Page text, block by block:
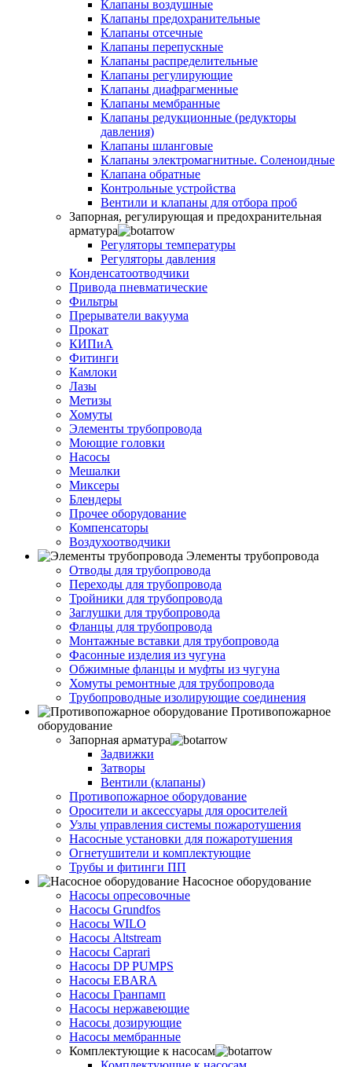
Клапаны воздушные
Клапаны предохранительные
Клапаны отсечные
Клапаны перепускные
Клапаны распределительные
Клапаны регулирующие
Клапаны диафрагменные
Клапаны мембранные
Клапаны редукционные (редукторы
давления)
Клапаны шланговые
Клапаны электромагнитные. Соленоидные
Клапана обратные
Контрольные устройства
Вентили и клапаны для отбора проб
Запорная, регулирующая и предохранительная
арматура
Регуляторы температуры
Регуляторы давления
Конденсатоотводчики
Привода пневматические
Фильтры
Прерыватели вакуума
Прокат
КИПиА
Фитинги
Камлоки
Лазы
Метизы
Хомуты
Элементы трубопровода
Моющие головки
Насосы
Мешалки
Миксеры
Блендеры
Прочее оборудование
Компенсаторы
Воздухоотводчики
Элементы трубопровода
Отводы для трубопровода
Переходы для трубопровода
Тройники для трубопровода
Заглушки для трубопровода
Фланцы для трубопровода
Монтажные вставки для трубопровода
Фасонные изделия из чугуна
Обжимные фланцы и муфты из чугуна
Хомуты ремонтные для трубопровода
Трубопроводные изолирующие соединения
Противопожарное
оборудование
Запорная арматура
Задвижки
Затворы
Вентили (клапаны)
Противопожарное оборудование
Оросители и аксессуары для оросителей
Узлы управления системы пожаротушения
Насосные установки для пожаротушения
Огнетушители и комплектующие
Трубы и фитинги ПП
Насосное оборудование
Насосы опресовочные
Насосы Grundfos
Насосы WILO
Насосы Altstream
Насосы Caprari
Насосы DP PUMPS
Насосы EBARA
Насосы Гранпамп
Насосы нержавеющие
Насосы дозирующие
Насосы мембранные
Комплектующие к насосам